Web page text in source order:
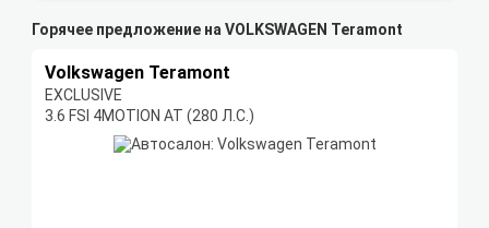
Горячее предложение на VOLKSWAGEN Teramont
Volkswagen Teramont
EXCLUSIVE
3.6 FSI 4MOTION AT (280 Л.С.)